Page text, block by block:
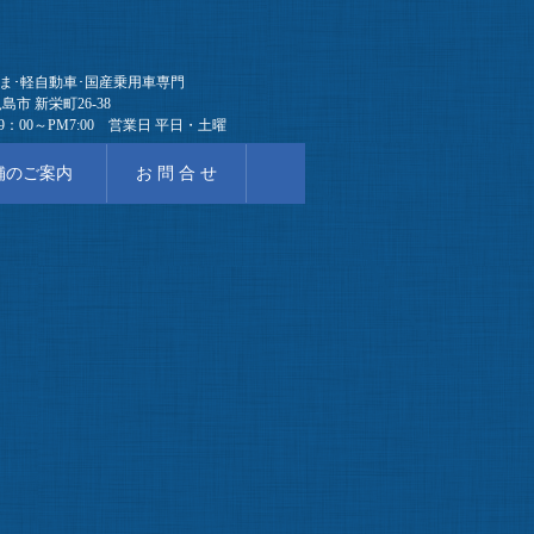
･軽自動車･国産乗用車専門
市 新栄町26-38
：00～PM7:00 営業日 平日・土曜
ご案内 お 問 合 せ